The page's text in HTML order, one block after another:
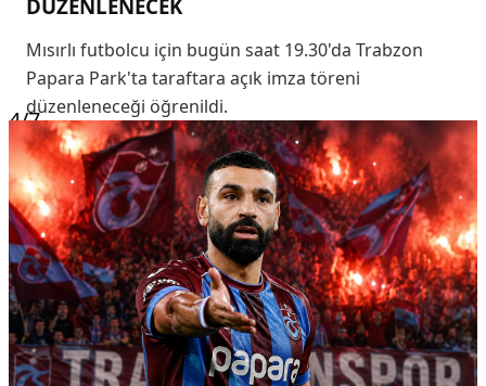
DÜZENLENECEK
Mısırlı futbolcu için bugün saat 19.30'da Trabzon
Papara Park'ta taraftara açık imza töreni
düzenleneceği öğrenildi.
4/7